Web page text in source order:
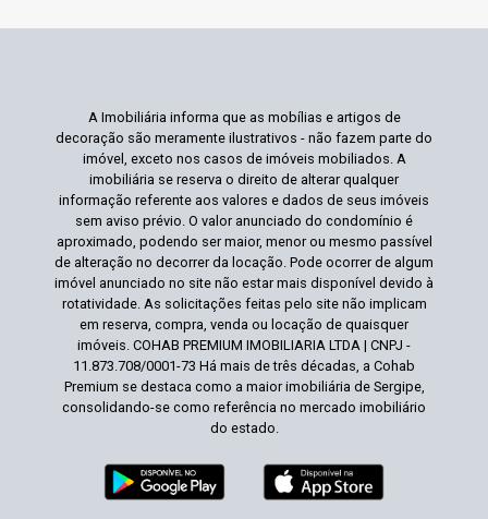
A Imobiliária informa que as mobílias e artigos de
decoração são meramente ilustrativos - não fazem parte do
imóvel, exceto nos casos de imóveis mobiliados. A
imobiliária se reserva o direito de alterar qualquer
informação referente aos valores e dados de seus imóveis
sem aviso prévio. O valor anunciado do condomínio é
aproximado, podendo ser maior, menor ou mesmo passível
de alteração no decorrer da locação. Pode ocorrer de algum
imóvel anunciado no site não estar mais disponível devido à
rotatividade. As solicitações feitas pelo site não implicam
em reserva, compra, venda ou locação de quaisquer
imóveis. COHAB PREMIUM IMOBILIARIA LTDA | CNPJ -
11.873.708/0001-73 Há mais de três décadas, a Cohab
Premium se destaca como a maior imobiliária de Sergipe,
consolidando-se como referência no mercado imobiliário
do estado.